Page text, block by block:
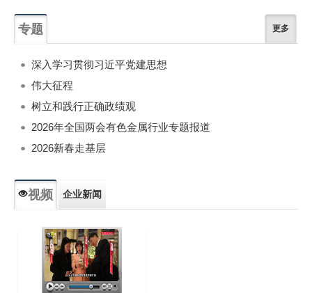
专题 更多
深入学习贯彻习近平党建思想
伟大征程
树立和践行正确政绩观
2026年全国两会有色金属行业专题报道
2026新春走基层
视频 企业新闻